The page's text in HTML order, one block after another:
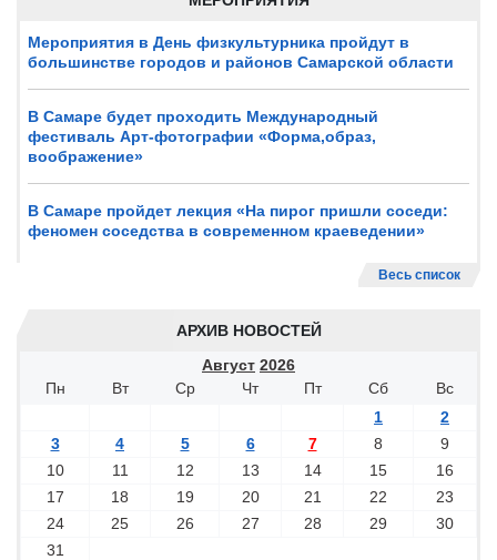
Мероприятия в День физкультурника пройдут в
большинстве городов и районов Самарской области
В Самаре будет проходить Международный
фестиваль Арт-фотографии «Форма,образ,
воображение»
В Самаре пройдет лекция «На пирог пришли соседи:
феномен соседства в современном краеведении»
Весь список
АРХИВ НОВОСТЕЙ
Август 2026
Пн
Вт Ср Чт Пт Сб
Вс
1
2
3
4 5 6 7 8
9
10
11 12 13 14 15
16
17
18 19 20 21 22
23
24
25 26 27 28 29
30
31